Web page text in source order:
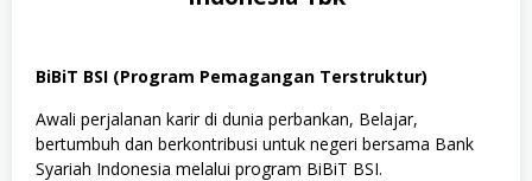
BiBiT BSI (Program Pemagangan Terstruktur)
Awali perjalanan karir di dunia perbankan, Belajar,
bertumbuh dan berkontribusi untuk negeri bersama Bank
Syariah Indonesia melalui program BiBiT BSI.